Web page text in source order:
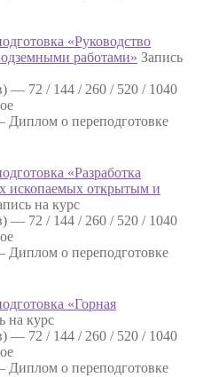
«Руководство
работами» Запись
— 72 / 144 / 260 / 520 / 1040
Диплом о переподготовке
«Разработка
ископаемых открытым и
на курс
— 72 / 144 / 260 / 520 / 1040
Диплом о переподготовке
«Горная
на курс
— 72 / 144 / 260 / 520 / 1040
Диплом о переподготовке